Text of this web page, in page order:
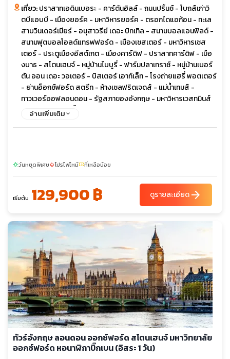
เที่ยว:ปราสาทเอดินเบอระ - คาร์ตันฮิลล์ - ถนนปริ้นซ์ - โบถส์เก่าวิ
ตบีแอบบี - เมืองยอร์ค - มหาวิหารยอร์ค - ตรอกไดแอก้อน - ทะเล
สาบวินเดอร์เมียร์ - อนุสาวรีย์ เดอะ บิทเทิล - สนามบอลแอนฟิลด์ -
สนามฟุตบอลโอลด์แทรฟฟอร์ด - เมืองเชสเตอร์ - มหาวิหารเชส
เตอร์ - ประตูเมืองอีสต์เกต - เมืองคาร์ดิฟ - ปราสาทคาร์ดิฟ - เมือ
งบาธ - สโตนเฮนจ์ - หมู่บ้านไบบูรี่ - ฟาร์มปลาเทราซ์ - หมู่บ้านเบอร์
ตัน ออน เดอะ วอเตอร์ - บิสเตอร์ เอาท์เล็ท - โรงถ่ายแฮรี่ พอตเตอร์
- ย่านอ็อกซ์ฟอร์ด สตรีท - ห้างเซลฟริดเจดส์ - แม่น้ำเทมส์ -
ทาวเวอร์ออฟลอนดอน - รัฐสภาของอังกฤษ - มหาวิหารเวสทมินส์
เตอร์ - หอนาฬิกาบิ๊กเบน - จัตุรัสทราฟัลการ์ - มหาวิหารเซนต์พอลส์
อ่านเพิ่มเติม
sunnyวันหยุดพิเศษlocal_fire_departmentโปรไฟไหม้confirmation_numberที่เหลือน้อย
เริ่มต้น 129,900 ฿ ดูรายละเอียดarrow_forward
ทัวร์อังกฤษ ลอนดอน ออกซ์ฟอร์ด สโตนเฮนจ์ มหาวิทยาลัย
ออกซ์ฟอร์ด หอนาฬิกาบิ๊กเบน (อิสระ 1 วัน)